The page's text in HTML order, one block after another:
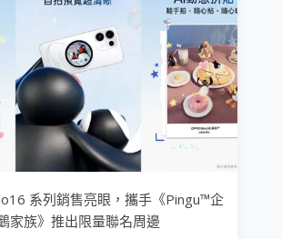
系列銷售亮眼，攜手《Pingu™企
家族》推出限量聯名周邊